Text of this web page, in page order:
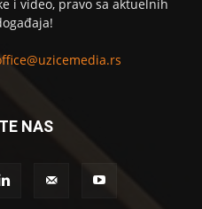
i video, pravo sa aktuelnih
NAS